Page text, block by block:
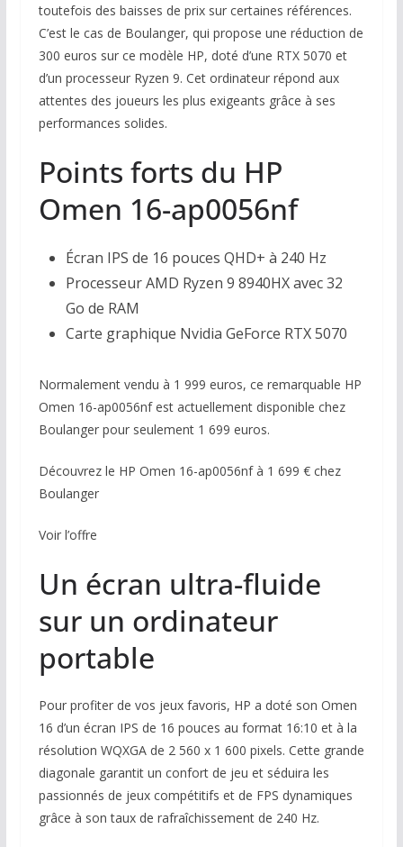
toutefois des baisses de prix sur certaines références.
C’est le cas de Boulanger, qui propose une réduction de
300 euros sur ce modèle HP, doté d’une RTX 5070 et
d’un processeur Ryzen 9. Cet ordinateur répond aux
attentes des joueurs les plus exigeants grâce à ses
performances solides.
Points forts du HP
Omen 16-ap0056nf
Écran IPS de 16 pouces QHD+ à 240 Hz
Processeur AMD Ryzen 9 8940HX avec 32
Go de RAM
Carte graphique Nvidia GeForce RTX 5070
Normalement vendu à 1 999 euros, ce remarquable HP
Omen 16-ap0056nf est actuellement disponible chez
Boulanger pour seulement 1 699 euros.
Découvrez le HP Omen 16-ap0056nf à 1 699 € chez
Boulanger
Voir l’offre
Un écran ultra-fluide
sur un ordinateur
portable
Pour profiter de vos jeux favoris, HP a doté son Omen
16 d’un écran IPS de 16 pouces au format 16:10 et à la
résolution WQXGA de 2 560 x 1 600 pixels. Cette grande
diagonale garantit un confort de jeu et séduira les
passionnés de jeux compétitifs et de FPS dynamiques
grâce à son taux de rafraîchissement de 240 Hz.